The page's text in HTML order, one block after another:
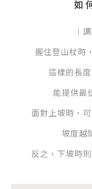
如
｜
握住登山杖時
這樣的長
能提供最
面對上坡時，
坡度越
反之，下坡時